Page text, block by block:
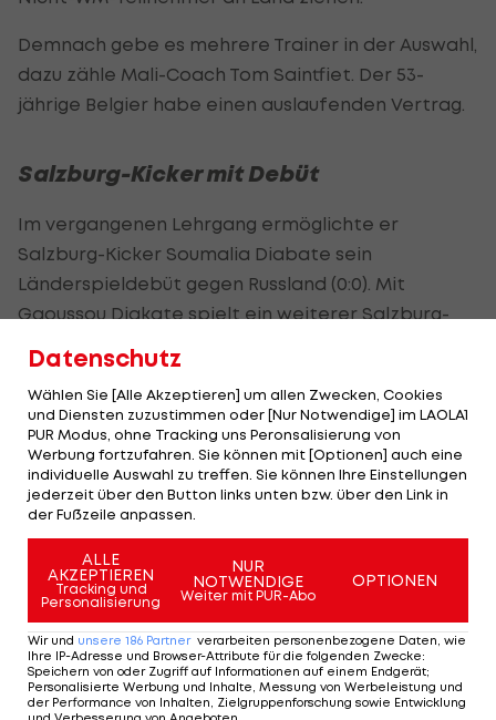
Demnach gebe es mehrere Trainer in der Auswahl,
dazu zähle Mali-Coach Tom Saintfiet. Der 53-
jährige Belgier habe einen auslaufenden Vertrag.
Salzburg-Kicker mit Debüt
Im vergangenen Lehrgang ermöglichte er
Salzburg-Kicker Soumalia Diabate sein
Länderspieldebüt gegen Russland (0:0). Mit
Gaoussou Diakate spielt ein weiterer Salzburg-
Nationalteam.
In der WM-Qualifikation scheiterte Mali in seiner
Gruppe ausgerechnet an Ghana. Man wurde
hinter den "Black Stars" und Madagaskar nur
Dritter. Beim Afrika Cup war im Viertelfinale
gegen Senegal Schluss.
Diese Stars müssen
bei der WM 2026
zuschauen
FIFA WM
Datenschutz
Wählen Sie [Alle Akzeptieren] um allen Zwecken, Cookies
und Diensten zuzustimmen oder [Nur Notwendige] im LAOLA1
PUR Modus, ohne Tracking uns Peronsalisierung von
Werbung fortzufahren. Sie können mit [Optionen] auch eine
individuelle Auswahl zu treffen. Sie können Ihre Einstellungen
jederzeit über den Button links unten bzw. über den Link in
der Fußzeile anpassen.
ALLE
AKZEPTIEREN
Tracking und
Personalisierung
NUR
NOTWENDIGE
Weiter mit PUR-Abo
OPTIONEN
Wir und unsere 186 Partner verarbeiten personenbezogene Daten, wie
Ihre IP-Adresse und Browser-Attribute für die folgenden Zwecke:
Speichern von oder Zugriff auf Informationen auf einem Endgerät;
Personalisierte Werbung und Inhalte, Messung von Werbeleistung und
der Performance von Inhalten, Zielgruppenforschung sowie Entwicklung